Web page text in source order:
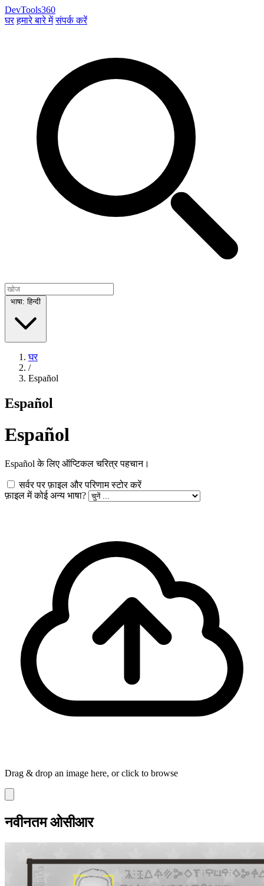
DevTools360
घर हमारे बारे में संपर्क करें
भाषा: हिन्दी
घर
/
Español
Español
Español
Español के लिए ऑप्टिकल चरित्र पहचान।
सर्वर पर फ़ाइल और परिणाम स्टोर करें
फ़ाइल में कोई अन्य भाषा?
Drag & drop an image here, or click to browse
नवीनतम ओसीआर